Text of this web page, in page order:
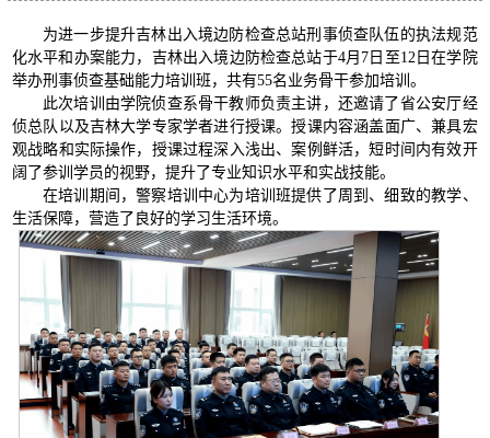
为进一步提升吉林出入境边防检查总站刑事侦查队伍的执法规范
化水平和办案能力，吉林出入境边防检查总站于4月7日至12日在学院
举办刑事侦查基础能力培训班，共有55名业务骨干参加培训。
此次培训由学院侦查系骨干教师负责主讲，还邀请了省公安厅经
侦总队以及吉林大学专家学者进行授课。授课内容涵盖面广、兼具宏
观战略和实际操作，授课过程深入浅出、案例鲜活，短时间内有效开
阔了参训学员的视野，提升了专业知识水平和实战技能。
在培训期间，警察培训中心为培训班提供了周到、细致的教学、
生活保障，营造了良好的学习生活环境。